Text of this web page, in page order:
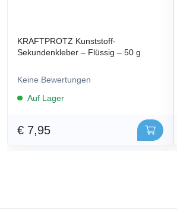
KRAFTPROTZ Kunststoff-
Sekundenkleber – Flüssig – 50 g
Keine Bewertungen
Auf Lager
€ 7,95